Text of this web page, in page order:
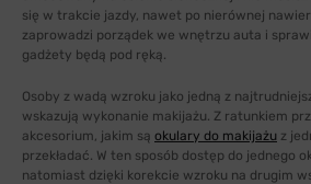
się w trakcie jazdy, nawet po nierównej
zaprowadzi porządek we wnętrzu auta i
gadżety będą pod ręką.
Osoby z wadą wzroku jako jedną z
wskazują wykonanie makijażu. Z ratunkiem
akcesorium, jakim są okulary do makijażu z
przekładać. W ten sposób dostęp do jednego
natomiast dzięki korekcie wzroku na drugim